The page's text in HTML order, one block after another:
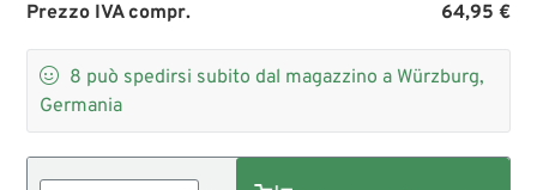
Prezzo IVA compr.
64,95 €
 8 può spedirsi subito dal magazzino a Würzburg,
Germania